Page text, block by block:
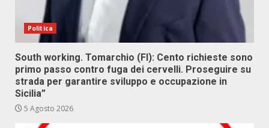
Politica
South working. Tomarchio (FI): Cento richieste sono
primo passo contro fuga dei cervelli. Proseguire su
strada per garantire sviluppo e occupazione in
Sicilia”
5 Agosto 2026